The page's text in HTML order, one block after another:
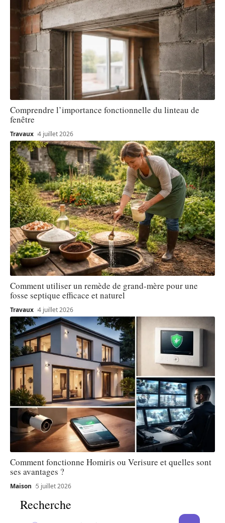
Comprendre l’importance fonctionnelle du linteau de
fenêtre
Travaux 4 juillet 2026
Comment utiliser un remède de grand-mère pour une
fosse septique efficace et naturel
Travaux 4 juillet 2026
Comment fonctionne Homiris ou Verisure et quelles sont
ses avantages ?
Maison 5 juillet 2026
Recherche